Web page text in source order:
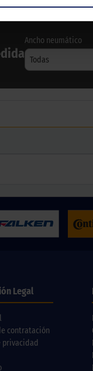
Ancho neumático
Todas
Legal
contratación